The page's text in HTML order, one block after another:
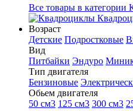
Все товары в категории
Возраст
Детские Подростковые
Вид
Питбайки Эндуро
Тип двигателя
Бензиновые
Обьем двигателя
50 см3 125 см3 300 см3